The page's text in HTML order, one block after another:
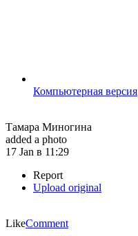
Компьютерная версия
Тамара Миногина
added a photo
17 Jan в 11:29
Report
Upload original
LikeComment